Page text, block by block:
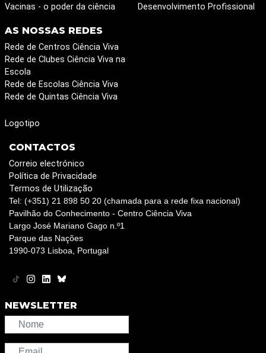
Vacinas - o poder da ciência
Desenvolvimento Profissional
AS NOSSAS REDES
Rede de Centros Ciência Viva
Rede de Clubes Ciência Viva na
Escola
Rede de Escolas Ciência Viva
Rede de Quintas Ciência Viva
Logotipo
CONTACTOS
Correio electrónico
Política de Privacidade
Termos de Utilização
Tel: (+351) 21 898 50 20 (chamada para a rede fixa nacional)
Pavilhão do Conhecimento - Centro Ciência Viva
Largo José Mariano Gago n.º1
Parque das Nações
1990-073 Lisboa, Portugal
NEWSLETTER